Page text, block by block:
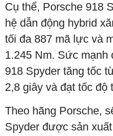
Cụ thể, Porsche 918
hệ dẫn động hybrid
tối đa 887 mã lực và
1.245 Nm. Sức mạnh
918 Spyder tăng tốc
2,8 giây và đạt tốc độ
Theo hãng Porsche,
Spyder được sản